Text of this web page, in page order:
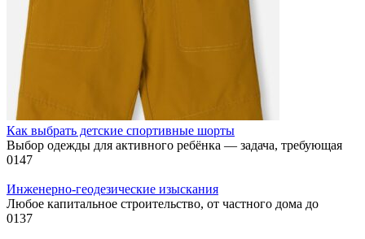
Как выбрать детские спортивные шорты
Выбор одежды для активного ребёнка — задача, требующая
0147
Инженерно-геодезические изыскания
Любое капитальное строительство, от частного дома до
0137